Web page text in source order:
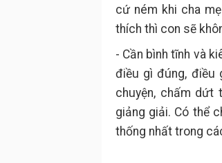
cứ ném khi cha
thích thì con sẽ
- Cần bình tĩnh và
điều gì đúng, điều
chuyện, chấm dứt
giảng giải. Có thể
thống nhất trong